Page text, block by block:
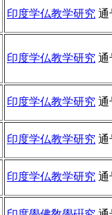
印度学仏教学研究
印度学仏教学研究
印度学仏教学研究
印度学仏教学研究
印度学仏教学研究